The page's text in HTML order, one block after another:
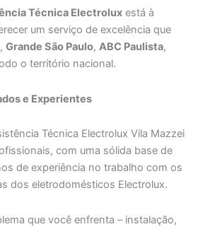
Técnica Electrolux está à
um serviço de excelência que
,Grande São Paulo,ABC Paulista,
o território nacional.
e Experientes
Técnica Electrolux Vila Mazzei
com uma sólida base de
de experiência no trabalho com os
dos eletrodomésticos Electrolux.
que você enfrenta – instalação,